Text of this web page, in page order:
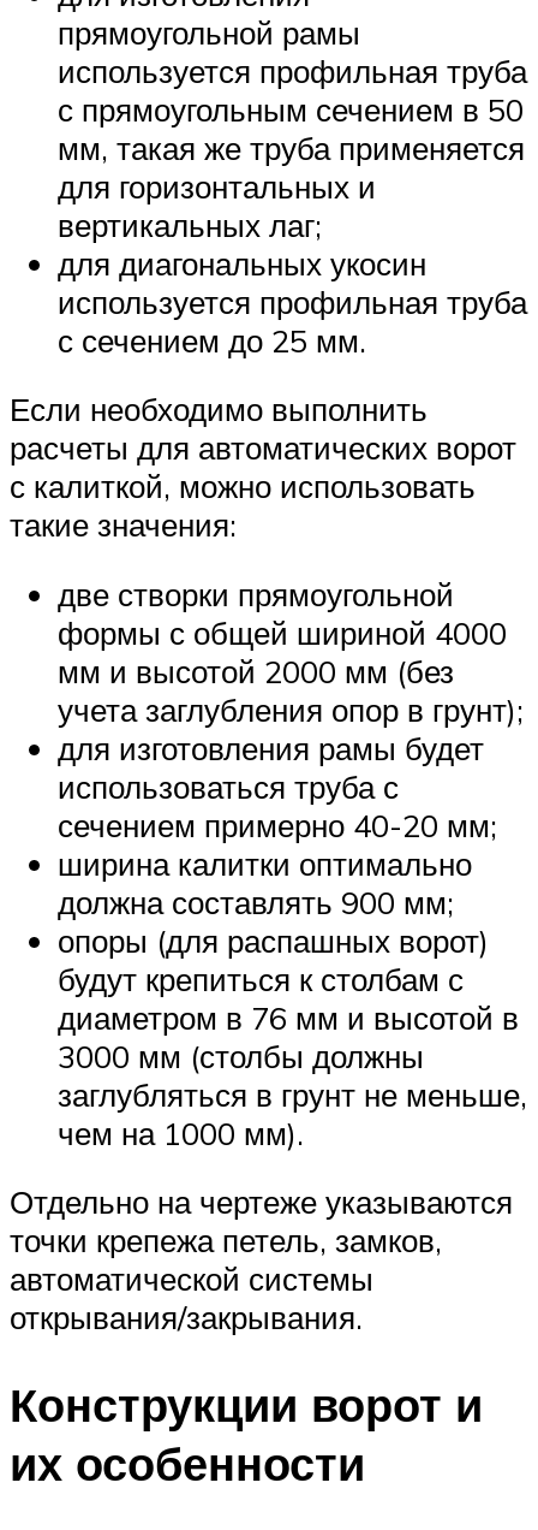
прямоугольной рамы
используется профильная труба
с прямоугольным сечением в 50
мм, такая же труба применяется
для горизонтальных и
вертикальных лаг;
для диагональных укосин
используется профильная труба
с сечением до 25 мм.
Если необходимо выполнить
расчеты для автоматических ворот
с калиткой, можно использовать
такие значения:
две створки прямоугольной
формы с общей шириной 4000
мм и высотой 2000 мм (без
учета заглубления опор в грунт);
для изготовления рамы будет
использоваться труба с
сечением примерно 40-20 мм;
ширина калитки оптимально
должна составлять 900 мм;
опоры (для распашных ворот)
будут крепиться к столбам с
диаметром в 76 мм и высотой в
3000 мм (столбы должны
заглубляться в грунт не меньше,
чем на 1000 мм).
Отдельно на чертеже указываются
точки крепежа петель, замков,
автоматической системы
открывания/закрывания.
Конструкции ворот и
их особенности